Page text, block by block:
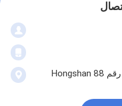
Rm419 مبنى 2 # Changfa Plaza ، رقم 88 Hongshan